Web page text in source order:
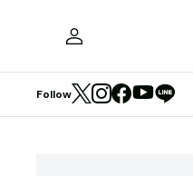
Follow